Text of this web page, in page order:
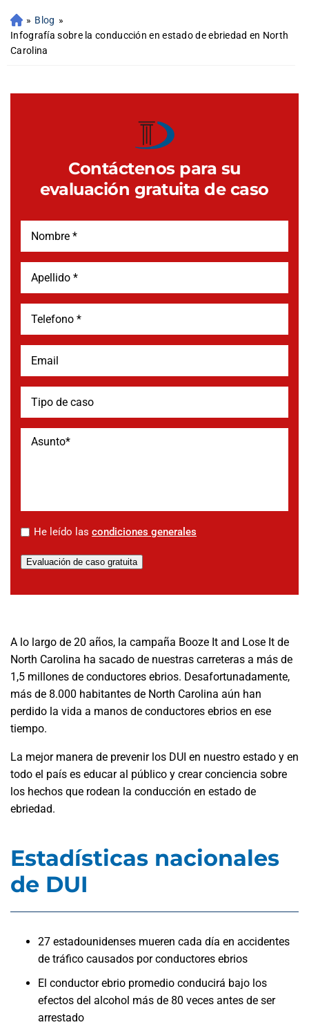
» Blog »
Infografía sobre la conducción en estado de ebriedad en North
Carolina
Contáctenos para su
evaluación gratuita de caso
* He leído las condiciones generales
Evaluación de caso gratuita
A lo largo de 20 años, la campaña Booze It and Lose It de
North Carolina ha sacado de nuestras carreteras a más de
1,5 millones de conductores ebrios. Desafortunadamente,
más de 8.000 habitantes de North Carolina aún han
perdido la vida a manos de conductores ebrios en ese
tiempo.
La mejor manera de prevenir los DUI en nuestro estado y en
todo el país es educar al público y crear conciencia sobre
los hechos que rodean la conducción en estado de
ebriedad.
Estadísticas nacionales
de DUI
27 estadounidenses mueren cada día en accidentes
de tráfico causados por conductores ebrios
El conductor ebrio promedio conducirá bajo los
efectos del alcohol más de 80 veces antes de ser
arrestado